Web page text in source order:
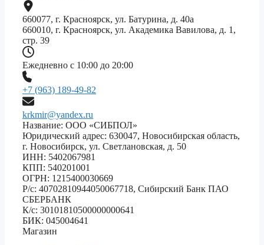
660077, г. Красноярск, ул. Батурина, д. 40а
660010, г. Красноярск, ул. Академика Вавилова, д. 1,
стр. 39
Ежедневно с 10:00 до 20:00
+7 (963) 189-49-82
krkmir@yandex.ru
Название: ООО «СИБПОЛ»
Юридический адрес: 630047, Новосибирская область,
г. Новосибирск, ул. Светлановская, д. 50
ИНН: 5402067981
КПП: 540201001
ОГРН: 1215400030669
Р/с: 40702810944050067718, Сибирский Банк ПАО
СБЕРБАНК
К/с: 30101810500000000641
БИК: 045004641
Магазин